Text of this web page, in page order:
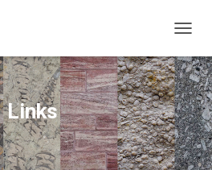
O
G
G
L
E
N
A
V
Links